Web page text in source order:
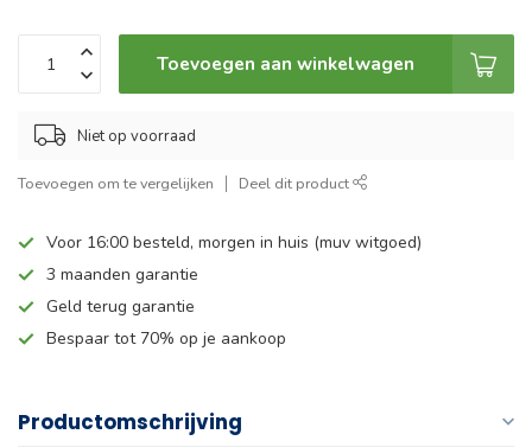
Toevoegen aan winkelwagen
Niet op voorraad
Toevoegen om te vergelijken Deel dit product
Voor 16:00 besteld, morgen in huis (muv witgoed)
3 maanden garantie
Geld terug garantie
Bespaar tot 70% op je aankoop
Productomschrijving